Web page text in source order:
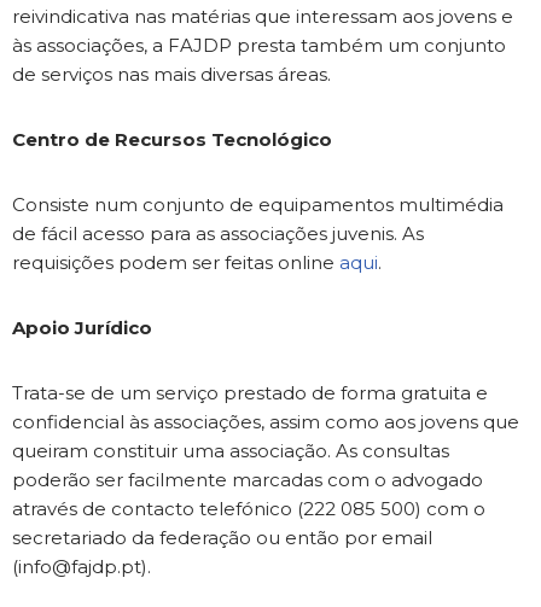
reivindicativa nas matérias que interessam aos jovens e
às associações, a FAJDP presta também um conjunto
de serviços nas mais diversas áreas.
Centro de Recursos Tecnológico
Consiste num conjunto de equipamentos multimédia
de fácil acesso para as associações juvenis. As
requisições podem ser feitas online aqui.
Apoio Jurídico
Trata-se de um serviço prestado de forma gratuita e
confidencial às associações, assim como aos jovens que
queiram constituir uma associação. As consultas
poderão ser facilmente marcadas com o advogado
através de contacto telefónico (222 085 500) com o
secretariado da federação ou então por email
(info@fajdp.pt).